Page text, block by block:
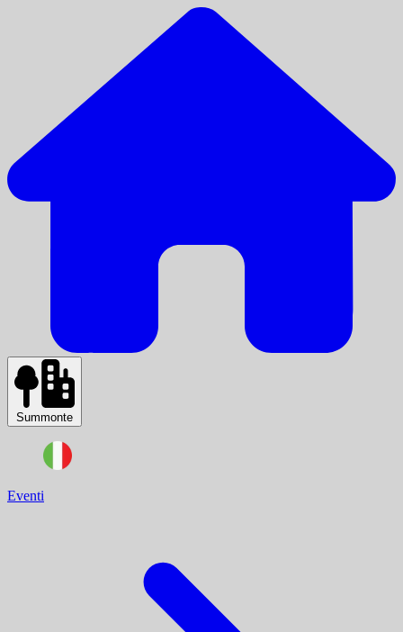
Summonte
Eventi